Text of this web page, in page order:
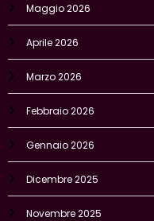
Maggio 2026
Aprile 2026
Marzo 2026
Febbraio 2026
Gennaio 2026
Dicembre 2025
Novembre 2025